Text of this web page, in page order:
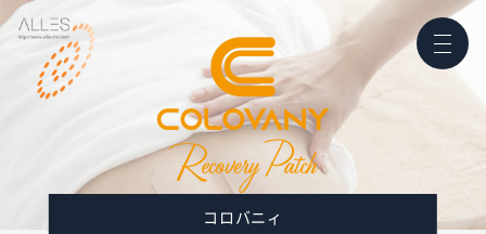
コロバニィ